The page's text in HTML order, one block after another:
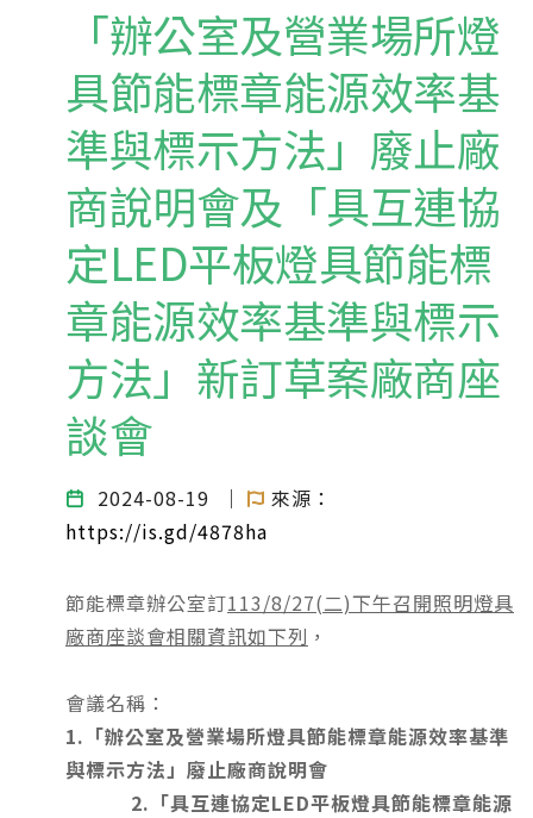
「辦公室及營業場所燈
具節能標章能源效率基
準與標示方法」廢止廠
商說明會及「具互連協
定LED平板燈具節能標
章能源效率基準與標示
方法」新訂草案廠商座
談會
2024-08-19 ｜
來源：
https://is.gd/4878ha
節能標章辦公室訂113/8/27(二)下午召開照明燈具
廠商座談會相關資訊如下列 ，
會議名稱：
1.「辦公室及營業場所燈具節能標章能源效率基準
與標示方法」廢止廠商說明會
2. 「具互連協定LED平板燈具節能標章能源